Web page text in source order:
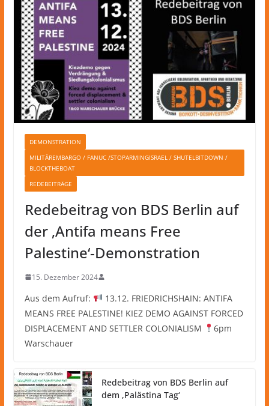
DEMONSTRATION
MILITÄREMBARGO / FANUC /STOPARMINGISRAEL / SHUTELBITDOWN /
BLOCKTHEBOAT
REDEBEITRÄGE
Redebeitrag von BDS Berlin auf
der ‚Antifa means Free
Palestine‘-Demonstration
15. Dezember 2024
Aus dem Aufruf:
13.12. FRIEDRICHSHAIN: ANTIFA
MEANS FREE PALESTINE! KIEZ DEMO AGAINST FORCED
DISPLACEMENT AND SETTLER COLONIALISM
6pm
Warschauer
Redebeitrag von BDS Berlin auf
dem ‚Palästina Tag‘